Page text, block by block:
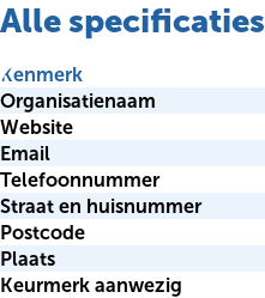
Alle specificaties
Kenmerk
Organisatienaam
Website
Email
Telefoonnummer
Straat en huisnummer
Postcode
Plaats
Keurmerk aanwezig